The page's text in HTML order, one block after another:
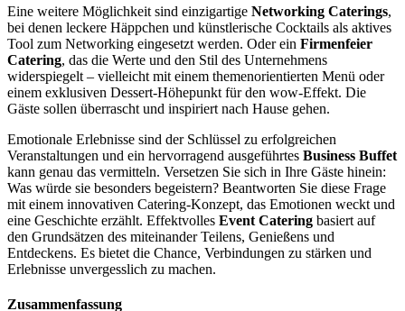
Eine weitere Möglichkeit sind einzigartige Networking Caterings,
bei denen leckere Häppchen und künstlerische Cocktails als aktives
Tool zum Networking eingesetzt werden. Oder ein Firmenfeier
Catering, das die Werte und den Stil des Unternehmens
widerspiegelt ‒ vielleicht mit einem themenorientierten Menü oder
einem exklusiven Dessert-Höhepunkt für den wow-Effekt. Die
Gäste sollen überrascht und inspiriert nach Hause gehen.
Emotionale Erlebnisse sind der Schlüssel zu erfolgreichen
Veranstaltungen und ein hervorragend ausgeführtes Business Buffet
kann genau das vermitteln. Versetzen Sie sich in Ihre Gäste hinein:
Was würde sie besonders begeistern? Beantworten Sie diese Frage
mit einem innovativen Catering-Konzept, das Emotionen weckt und
eine Geschichte erzählt. Effektvolles Event Catering basiert auf
den Grundsätzen des miteinander Teilens, Genießens und
Entdeckens. Es bietet die Chance, Verbindungen zu stärken und
Erlebnisse unvergesslich zu machen.
Zusammenfassung